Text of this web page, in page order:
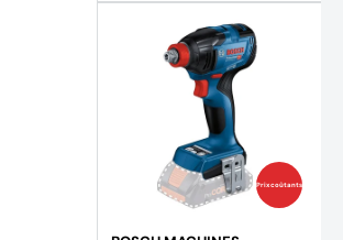
Prix coûtants